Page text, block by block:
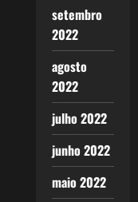
setembro
2022
agosto
2022
julho 2022
junho 2022
maio 2022